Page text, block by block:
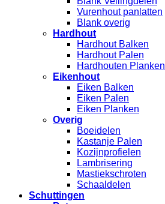
Vurenhout panlatten
Blank overig
Hardhout
Hardhout Balken
Hardhout Palen
Hardhouten Planken
Eikenhout
Eiken Balken
Eiken Palen
Eiken Planken
Overig
Boeidelen
Kastanje Palen
Kozijnprofielen
Lambrisering
Mastiekschroten
Schaaldelen
Schuttingen